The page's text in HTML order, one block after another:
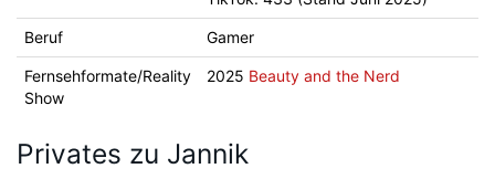
Beruf Gamer
Fernsehformate/Reality
Show
2025 Beauty and the Nerd
Privates zu Jannik